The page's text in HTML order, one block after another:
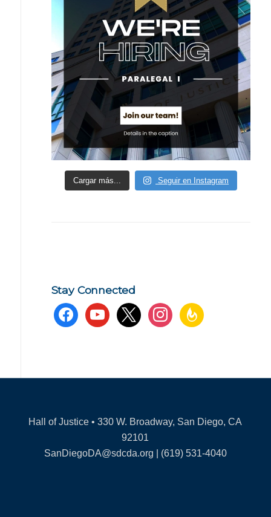
Cargar más... Seguir en Instagram
Stay Connected
facebookyoutube x instagramfeedburner
Hall of Justice • 330 W. Broadway, San Diego, CA
92101
SanDiegoDA@sdcda.org | (619) 531-4040